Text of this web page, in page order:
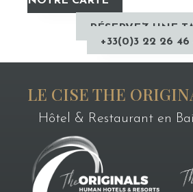
RÉSERVEZ UNE
+33(0)3 22 26 46
LE CISE THE
Hôtel & Restaurant en